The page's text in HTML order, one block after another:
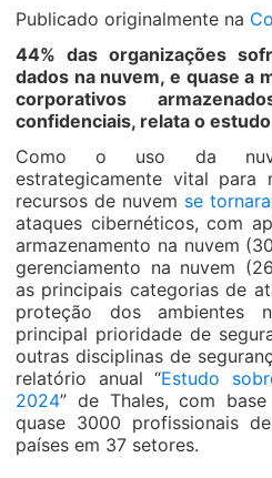
Publicado originalmente na
44% das organizações
dados na nuvem, e quase a
corporativos
confidenciais, relata o
Como o uso da
estrategicamente vital para
recursos de nuvem se
ataques cibernéticos, com
armazenamento na nuvem
gerenciamento na nuvem
as principais categorias de
proteção dos ambientes
principal prioridade de
outras disciplinas de
relatório anual “Estudo
2024” de Thales, com
quase 3000 profissionais
países em 37 setores.